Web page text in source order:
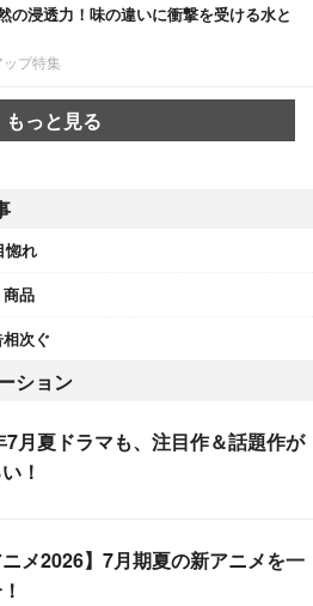
の浸透力！味の違いに衝撃を受ける水と
プ特集
もっと見る
惚れ
品
次ぐ
ション
7月夏ドラマも、注目作＆話題作が
！
ニメ2026】7月期夏の新アニメを一